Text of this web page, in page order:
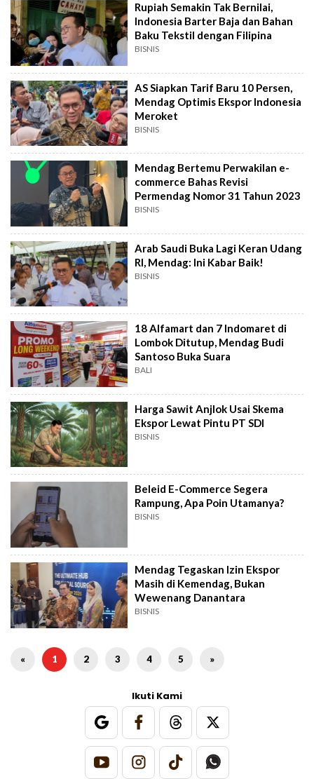
Rupiah Semakin Tak Bernilai,
Indonesia Barter Baja dan Bahan
Baku Tekstil dengan Filipina
BISNIS
AS Siapkan Tarif Baru 10 Persen,
Mendag Optimis Ekspor Indonesia
Meroket
BISNIS
Mendag Bertemu Perwakilan e-
commerce Bahas Revisi
Permendag Nomor 31 Tahun 2023
BISNIS
Arab Saudi Buka Lagi Keran Udang
RI, Mendag: Ini Kabar Baik!
BISNIS
18 Alfamart dan 7 Indomaret di
Lombok Ditutup, Mendag Budi
Santoso Buka Suara
BALI
Harga Sawit Anjlok Usai Skema
Ekspor Lewat Pintu PT SDI
BISNIS
Beleid E-Commerce Segera
Rampung, Apa Poin Utamanya?
BISNIS
Mendag Tegaskan Izin Ekspor
Masih di Kemendag, Bukan
Wewenang Danantara
BISNIS
« 1 2 3 4 5 »
Ikuti Kami